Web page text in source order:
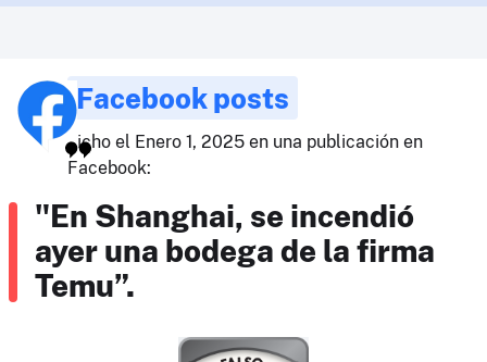
Facebook posts
dicho el Enero 1, 2025 en una publicación en
Facebook:
"En Shanghai, se incendió
ayer una bodega de la firma
Temu”.